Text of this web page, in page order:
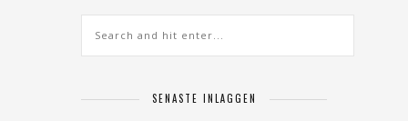
SENASTE INLÄGGEN